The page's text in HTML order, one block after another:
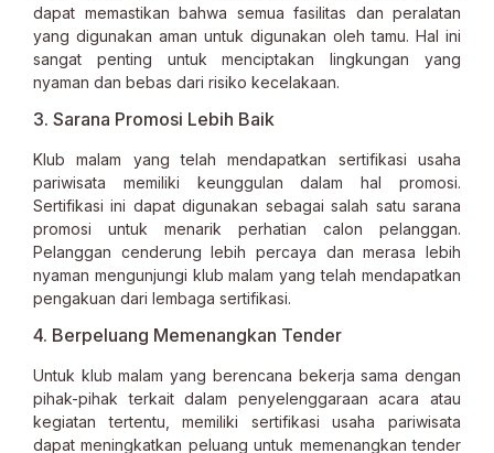
dapat memastikan bahwa semua fasilitas dan peralatan
yang digunakan aman untuk digunakan oleh tamu. Hal ini
sangat penting untuk menciptakan lingkungan yang
nyaman dan bebas dari risiko kecelakaan.
3. Sarana Promosi Lebih Baik
Klub malam yang telah mendapatkan sertifikasi usaha
pariwisata memiliki keunggulan dalam hal promosi.
Sertifikasi ini dapat digunakan sebagai salah satu sarana
promosi untuk menarik perhatian calon pelanggan.
Pelanggan cenderung lebih percaya dan merasa lebih
nyaman mengunjungi klub malam yang telah mendapatkan
pengakuan dari lembaga sertifikasi.
4. Berpeluang Memenangkan Tender
Untuk klub malam yang berencana bekerja sama dengan
pihak-pihak terkait dalam penyelenggaraan acara atau
kegiatan tertentu, memiliki sertifikasi usaha pariwisata
dapat meningkatkan peluang untuk memenangkan tender